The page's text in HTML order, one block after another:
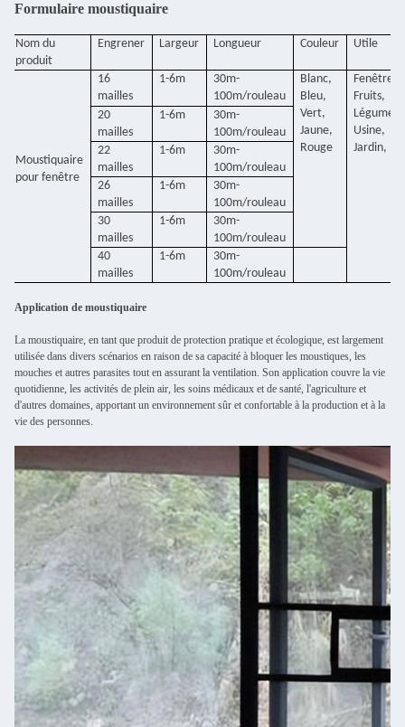
Formulaire moustiquaire
Nom du
produit
Engrener Largeur Longueur Couleur Utile
Moustiquaire
pour fenêtre
16
mailles
1-6m
30m-
100m/rouleau
Blanc,
Bleu,
Vert,
Jaune,
Rouge
Fenêtre,
Fruits,
Légume,
Usine,
Jardin,
20
mailles
1-6m
30m-
100m/rouleau
22
mailles
1-6m
30m-
100m/rouleau
26
mailles
1-6m
30m-
100m/rouleau
30
mailles
1-6m
30m-
100m/rouleau
40
mailles
1-6m
30m-
100m/rouleau
Application de moustiquaire
La moustiquaire, en tant que produit de protection pratique et écologique, est largement
utilisée dans divers scénarios en raison de sa capacité à bloquer les moustiques, les
mouches et autres parasites tout en assurant la ventilation. Son application couvre la vie
quotidienne, les activités de plein air, les soins médicaux et de santé, l'agriculture et
d'autres domaines, apportant un environnement sûr et confortable à la production et à la
vie des personnes.